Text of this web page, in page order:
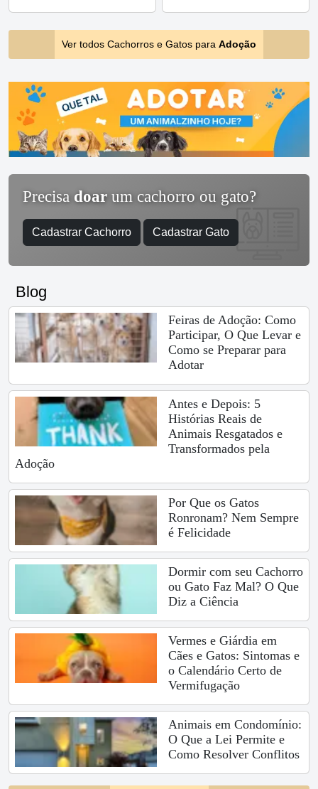
Ver todos Cachorros e Gatos para Adoção
Precisa doar um cachorro ou gato?
Cadastrar Cachorro Cadastrar Gato
Blog
Feiras de Adoção: Como
Participar, O Que Levar e
Como se Preparar para
Adotar
Antes e Depois: 5
Histórias Reais de
Animais Resgatados e
Transformados pela
Adoção
Por Que os Gatos
Ronronam? Nem Sempre
é Felicidade
Dormir com seu Cachorro
ou Gato Faz Mal? O Que
Diz a Ciência
Vermes e Giárdia em
Cães e Gatos: Sintomas e
o Calendário Certo de
Vermifugação
Animais em Condomínio:
O Que a Lei Permite e
Como Resolver Conflitos